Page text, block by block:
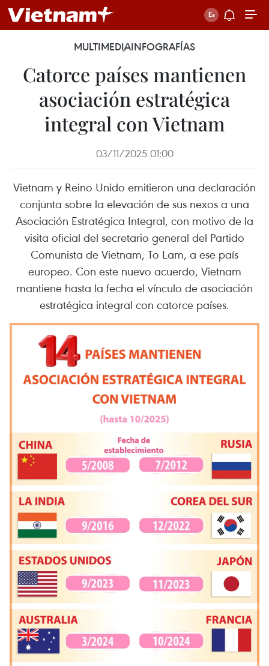
MULTIMEDIAINFOGRAFÍAS
Catorce países mantienen
asociación estratégica
integral con Vietnam
03/11/2025 01:00
Vietnam y Reino Unido emitieron una declaración
conjunta sobre la elevación de sus nexos a una
Asociación Estratégica Integral, con motivo de la
visita oficial del secretario general del Partido
Comunista de Vietnam, To Lam, a ese país
europeo. Con este nuevo acuerdo, Vietnam
mantiene hasta la fecha el vínculo de asociación
estratégica integral con catorce países.